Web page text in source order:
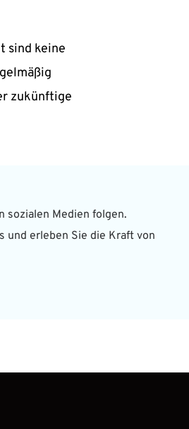
sind keine
zukünftige
sozialen Medien folgen.
und erleben Sie die Kraft von